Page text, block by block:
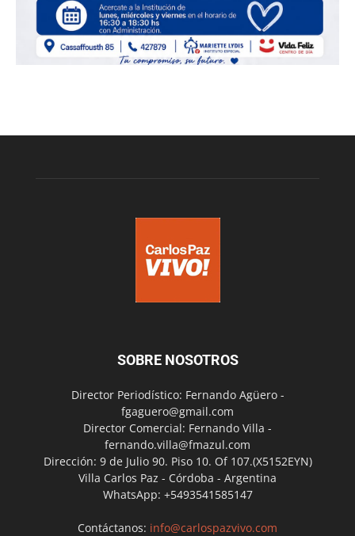
SOBRE NOSOTROS
Director Periodístico: Fernando Agüero -
fgaguero@gmail.com
Director Comercial: Fernando Villa -
fernando.villa@fmazul.com
Dirección: 9 de Julio 90. Piso 10. Of 107.(X5152EYN)
Villa Carlos Paz - Córdoba - Argentina
WhatsApp: +5493541585147
Contáctanos: info@carlospazvivo.com